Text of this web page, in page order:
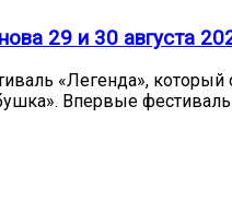
29 и 30 августа
«Легенда»,
Впервые